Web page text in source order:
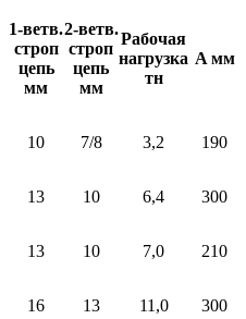
1-ветв.
строп
цепь
мм
2-ветв.
строп
цепь
мм
Рабочая
нагрузка
тн
A мм
10 7/8 3,2 190
13 10 6,4 300
13 10 7,0 210
16 13 11,0 300